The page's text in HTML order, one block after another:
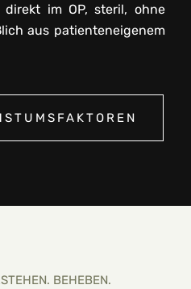
im OP, steril, ohne
aus patienteneigenem
BEHEBEN.